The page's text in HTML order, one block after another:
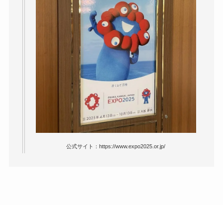
公式サイト：https://www.expo2025.or.jp/